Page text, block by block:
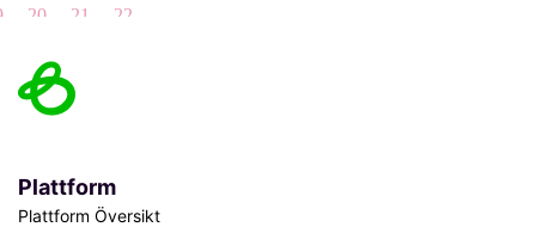
20 21 22
Plattform
Plattform Översikt